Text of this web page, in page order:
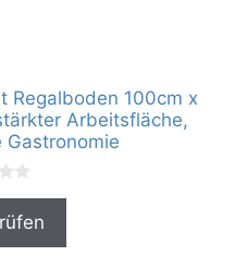
Regalboden 100cm x
Arbeitsfläche,